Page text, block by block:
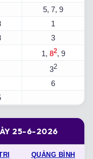
5, 7, 9
1
3
1, 82, 9
32
6
25-6-2026
QUẢNG BÌNH